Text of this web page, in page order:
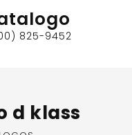
825-9452
d klass